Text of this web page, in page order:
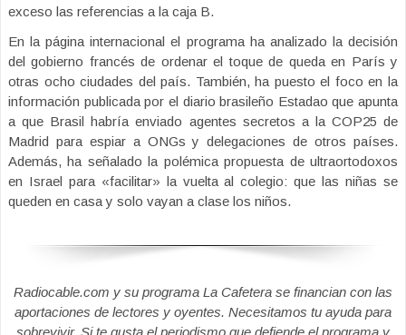
exceso las referencias a la caja B.
En la página internacional el programa ha analizado la decisión
del gobierno francés de ordenar el toque de queda en París y
otras ocho ciudades del país. También, ha puesto el foco en la
información publicada por el diario brasileño Estadao que apunta
a que Brasil habría enviado agentes secretos a la COP25 de
Madrid para espiar a ONGs y delegaciones de otros países.
Además, ha señalado la polémica propuesta de ultraortodoxos
en Israel para «facilitar» la vuelta al colegio: que las niñas se
queden en casa y solo vayan a clase los niños.
Radiocable.com y su programa La Cafetera se financian con las
aportaciones de lectores y oyentes. Necesitamos tu ayuda para
sobrevivir. Si te gusta el periodismo que defiende el programa y